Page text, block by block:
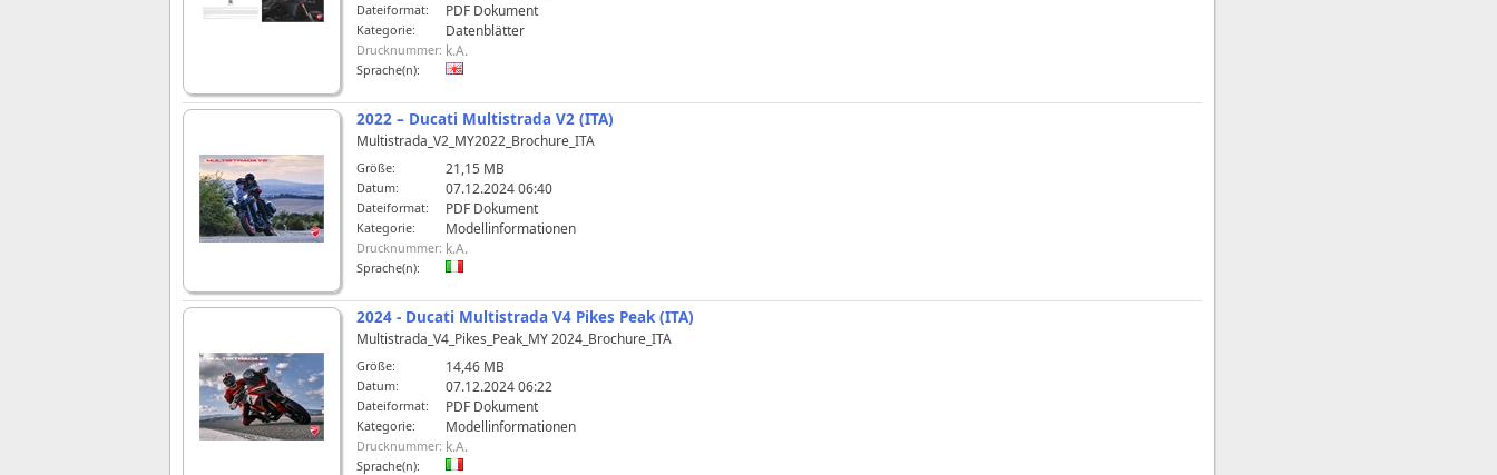
Dateiformat: PDF Dokument
Kategorie: Datenblätter
Drucknummer: k.A.
Sprache(n):
2022 – Ducati Multistrada V2 (ITA)
Multistrada_V2_MY2022_Brochure_ITA
Größe: 21,15 MB
Datum: 07.12.2024 06:40
Dateiformat: PDF Dokument
Kategorie: Modellinformationen
Drucknummer: k.A.
Sprache(n):
2024 - Ducati Multistrada V4 Pikes Peak (ITA)
Multistrada_V4_Pikes_Peak_MY 2024_Brochure_ITA
Größe: 14,46 MB
Datum: 07.12.2024 06:22
Dateiformat: PDF Dokument
Kategorie: Modellinformationen
Drucknummer: k.A.
Sprache(n):